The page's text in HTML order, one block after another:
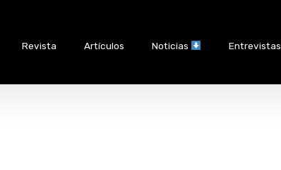
Revista Artículos Noticias Entrevistas